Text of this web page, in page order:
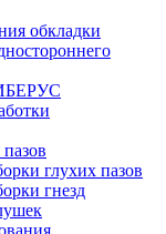
обкладки
глухих пазов
гнезд